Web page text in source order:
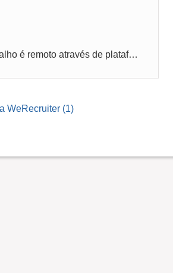
Possibilidade de atuar de qualquer lugar ja que o trabalho é remoto através de plataformas digitais.
WeRecruiter (1)